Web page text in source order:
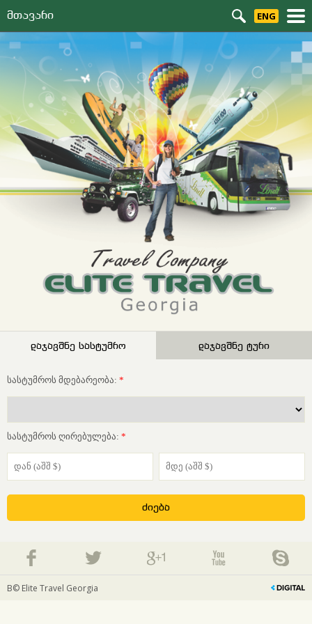
Მთავარი ENG
დაჯავშნე სასტუმრო დაჯავშნე ტური
სასტუმროს მდებარეობა: *
სასტუმროს ღირებულება: *
В© Elite Travel Georgia